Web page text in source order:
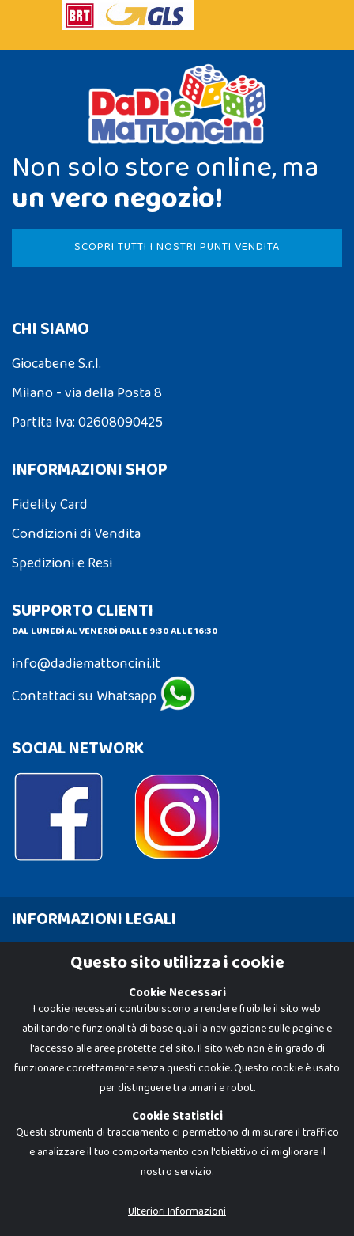
Non solo store online, ma
un vero negozio!
SCOPRI TUTTI I NOSTRI PUNTI VENDITA
CHI SIAMO
Giocabene S.r.l.
Milano - via della Posta 8
Partita Iva: 02608090425
INFORMAZIONI SHOP
Fidelity Card
Condizioni di Vendita
Spedizioni e Resi
SUPPORTO CLIENTI
DAL LUNEDÌ AL VENERDÌ DALLE 9:30 ALLE 16:30
info@dadiemattoncini.it
Contattaci su Whatsapp
SOCIAL NETWORK
INFORMAZIONI LEGALI
Cookie Policy
Dadi e Mattoncini è un brand di Giocabene Srl. Ogni riproduzione o utilizzo non
I prezzi e le promozioni pubblicate potrebbero differire da quanto esposto in
Questo sito utilizza i cookie
Cookie Necessari
I cookie necessari contribuiscono a rendere fruibile il sito web
abilitandone funzionalità di base quali la navigazione sulle pagine e
l'accesso alle aree protette del sito. Il sito web non è in grado di
funzionare correttamente senza questi cookie. Questo cookie è usato
per distinguere tra umani e robot.
Cookie Statistici
Questi strumenti di tracciamento ci permettono di misurare il traffico
e analizzare il tuo comportamento con l'obiettivo di migliorare il
nostro servizio.
Ulteriori Informazioni